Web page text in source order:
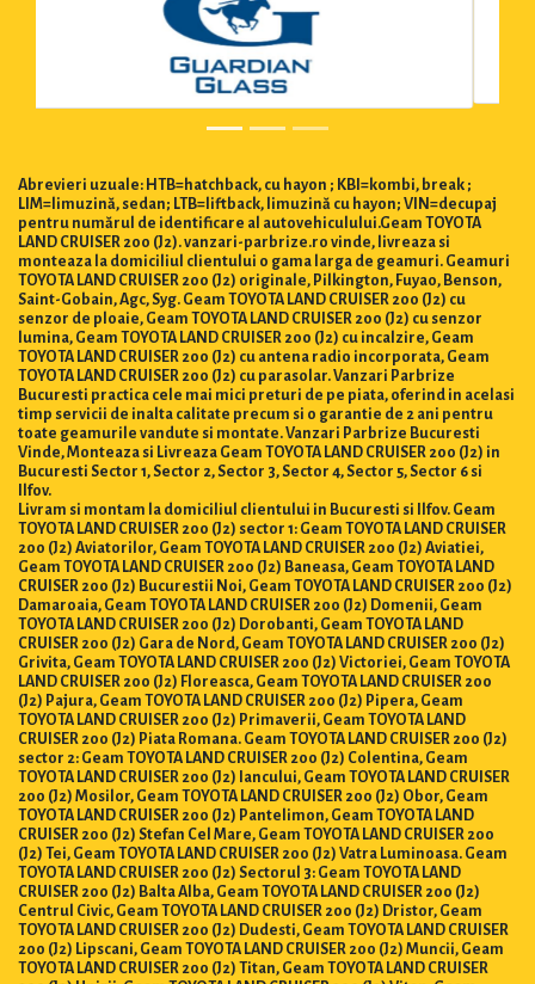
Abrevieri uzuale: HTB=hatchback, cu hayon ; KBI=kombi, break ;
LIM=limuzină, sedan; LTB=liftback, limuzină cu hayon; VIN=decupaj
pentru numărul de identificare al autovehiculului.Geam TOYOTA
LAND CRUISER 200 (J2). vanzari-parbrize.ro vinde, livreaza si
monteaza la domiciliul clientului o gama larga de geamuri. Geamuri
TOYOTA LAND CRUISER 200 (J2) originale, Pilkington, Fuyao, Benson,
Saint-Gobain, Agc, Syg. Geam TOYOTA LAND CRUISER 200 (J2) cu
senzor de ploaie, Geam TOYOTA LAND CRUISER 200 (J2) cu senzor
lumina, Geam TOYOTA LAND CRUISER 200 (J2) cu incalzire, Geam
TOYOTA LAND CRUISER 200 (J2) cu antena radio incorporata, Geam
TOYOTA LAND CRUISER 200 (J2) cu parasolar. Vanzari Parbrize
Bucuresti practica cele mai mici preturi de pe piata, oferind in acelasi
timp servicii de inalta calitate precum si o garantie de 2 ani pentru
toate geamurile vandute si montate. Vanzari Parbrize Bucuresti
Vinde, Monteaza si Livreaza Geam TOYOTA LAND CRUISER 200 (J2) in
Bucuresti Sector 1, Sector 2, Sector 3, Sector 4, Sector 5, Sector 6 si
Ilfov.
Livram si montam la domiciliul clientului in Bucuresti si Ilfov. Geam
TOYOTA LAND CRUISER 200 (J2) sector 1: Geam TOYOTA LAND CRUISER
200 (J2) Aviatorilor, Geam TOYOTA LAND CRUISER 200 (J2) Aviatiei,
Geam TOYOTA LAND CRUISER 200 (J2) Baneasa, Geam TOYOTA LAND
CRUISER 200 (J2) Bucurestii Noi, Geam TOYOTA LAND CRUISER 200 (J2)
Damaroaia, Geam TOYOTA LAND CRUISER 200 (J2) Domenii, Geam
TOYOTA LAND CRUISER 200 (J2) Dorobanti, Geam TOYOTA LAND
CRUISER 200 (J2) Gara de Nord, Geam TOYOTA LAND CRUISER 200 (J2)
Grivita, Geam TOYOTA LAND CRUISER 200 (J2) Victoriei, Geam TOYOTA
LAND CRUISER 200 (J2) Floreasca, Geam TOYOTA LAND CRUISER 200
(J2) Pajura, Geam TOYOTA LAND CRUISER 200 (J2) Pipera, Geam
TOYOTA LAND CRUISER 200 (J2) Primaverii, Geam TOYOTA LAND
CRUISER 200 (J2) Piata Romana. Geam TOYOTA LAND CRUISER 200 (J2)
sector 2: Geam TOYOTA LAND CRUISER 200 (J2) Colentina, Geam
TOYOTA LAND CRUISER 200 (J2) Iancului, Geam TOYOTA LAND CRUISER
200 (J2) Mosilor, Geam TOYOTA LAND CRUISER 200 (J2) Obor, Geam
TOYOTA LAND CRUISER 200 (J2) Pantelimon, Geam TOYOTA LAND
CRUISER 200 (J2) Stefan Cel Mare, Geam TOYOTA LAND CRUISER 200
(J2) Tei, Geam TOYOTA LAND CRUISER 200 (J2) Vatra Luminoasa. Geam
TOYOTA LAND CRUISER 200 (J2) Sectorul 3: Geam TOYOTA LAND
CRUISER 200 (J2) Balta Alba, Geam TOYOTA LAND CRUISER 200 (J2)
Centrul Civic, Geam TOYOTA LAND CRUISER 200 (J2) Dristor, Geam
TOYOTA LAND CRUISER 200 (J2) Dudesti, Geam TOYOTA LAND CRUISER
200 (J2) Lipscani, Geam TOYOTA LAND CRUISER 200 (J2) Muncii, Geam
TOYOTA LAND CRUISER 200 (J2) Titan, Geam TOYOTA LAND CRUISER